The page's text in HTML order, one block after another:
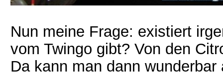
Nun meine Frage: existiert
vom Twingo gibt? Von den
Da kann man dann